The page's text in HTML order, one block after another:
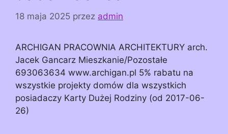
18 maja 2025 przez admin
ARCHIGAN PRACOWNIA ARCHITEKTURY arch.
Jacek Gancarz Mieszkanie/Pozostałe
693063634 www.archigan.pl 5% rabatu na
wszystkie projekty domów dla wszystkich
posiadaczy Karty Dużej Rodziny (od 2017-06-
26)